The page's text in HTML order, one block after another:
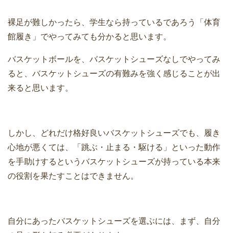
裸足が難しかったら、学生なら持っているであろう「体育
館履き」でやってみても分かると思います。
バスケットボールを、バスケットシューズなしでやってみ
ると、バスケットシューズの有難みを強く感じることが出
来ると思います。
しかし、どれだけ格好良いバスケットシューズでも、履き
心地が悪くては、「跳ぶ・止まる・駆ける」といった動作
を手助けするというバスケットシューズが持っている本来
の役割を果たすことはできません。
自分にあったバスケットシューズを選ぶには、まず、自分